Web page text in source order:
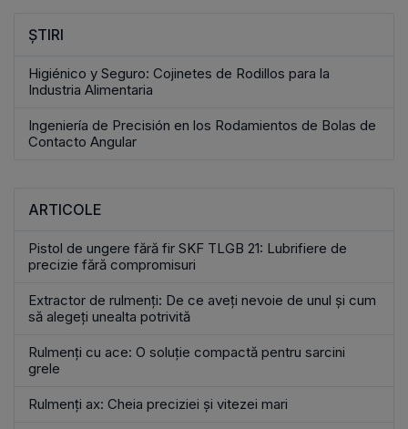
ȘTIRI
Higiénico y Seguro: Cojinetes de Rodillos para la
Industria Alimentaria
Ingeniería de Precisión en los Rodamientos de Bolas de
Contacto Angular
ARTICOLE
Pistol de ungere fără fir SKF TLGB 21: Lubrifiere de
precizie fără compromisuri
Extractor de rulmenți: De ce aveți nevoie de unul și cum
să alegeți unealta potrivită
Rulmenți cu ace: O soluție compactă pentru sarcini
grele
Rulmenți ax: Cheia preciziei și vitezei mari